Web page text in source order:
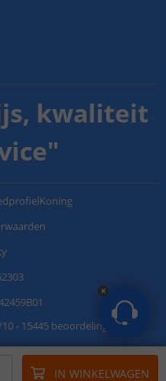
IN WINKELWAGEN
kwaliteit
"
10- 15445 beoordelingen